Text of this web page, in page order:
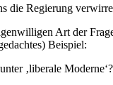
die Regierung
Art der
Beispiel:
‚liberale